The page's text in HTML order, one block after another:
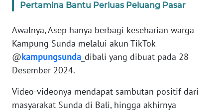
Pertamina Bantu Perluas Peluang Pasar
Awalnya, Asep hanya berbagi keseharian warga
Kampung Sunda melalui akun TikTok
@kampungsunda _dibali yang dibuat pada 28
Desember 2024.
Video-videonya mendapat sambutan positif dari
masyarakat Sunda di Bali, hingga akhirnya
WN
WN
PAPUA
PAPUA
BARAT